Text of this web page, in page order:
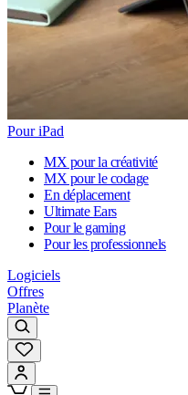
Pour iPad
MX pour la créativité
MX pour le codage
En déplacement
Ultimate Ears
Pour le gaming
Pour les professionnels
Logiciels
Offres
Planète